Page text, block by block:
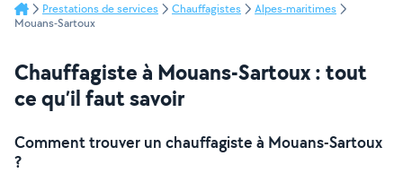
Prestations de services Chauffagistes
Alpes-maritimes
Mouans-Sartoux
Chauffagiste à Mouans-Sartoux : tout
ce qu’il faut savoir
Comment trouver un chauffagiste à Mouans-Sartoux
?